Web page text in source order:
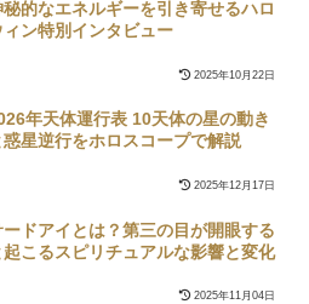
秘的なエネルギーを引き寄せるハロ
ィン特別インタビュー
2025年10月22日
年天体運行表 10天体の星の動き
惑星逆行をホロスコープで解説
2025年12月17日
ードアイとは？第三の目が開眼する
起こるスピリチュアルな影響と変化
2025年11月04日